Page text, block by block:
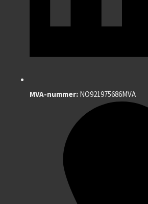
MVA-nummer: NO921975686MVA